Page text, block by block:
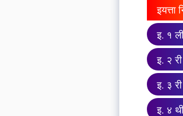
इयत्ता
इ. १
इ. २
इ. ३
इ. ४